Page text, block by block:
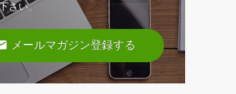
さい。
メールマガジン登録する